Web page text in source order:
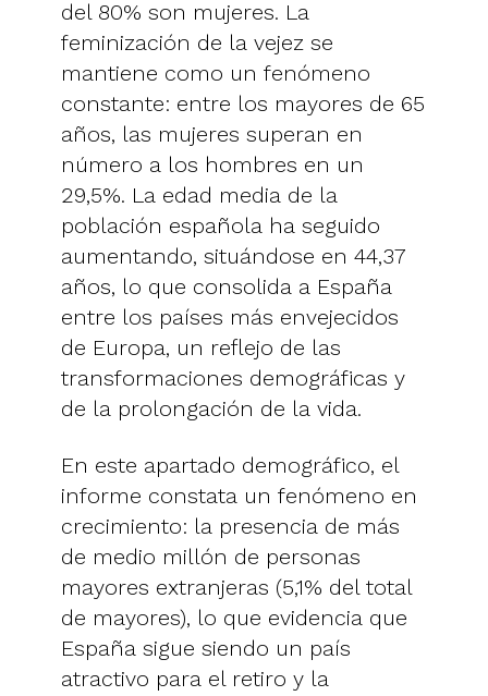
del 80% son mujeres. La
feminización de la vejez se
mantiene como un fenómeno
constante: entre los mayores de 65
años, las mujeres superan en
número a los hombres en un
29,5%. La edad media de la
población española ha seguido
aumentando, situándose en 44,37
años, lo que consolida a España
entre los países más envejecidos
de Europa, un reflejo de las
transformaciones demográficas y
de la prolongación de la vida.
En este apartado demográfico, el
informe constata un fenómeno en
crecimiento: la presencia de más
de medio millón de personas
mayores extranjeras (5,1% del total
de mayores), lo que evidencia que
España sigue siendo un país
atractivo para el retiro y la